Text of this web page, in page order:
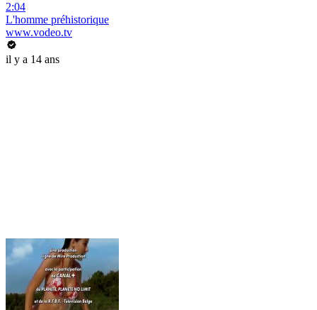
2:04
L'homme préhistorique
www.vodeo.tv
il y a 14 ans